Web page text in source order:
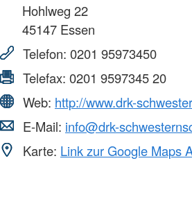
Hohlweg 22
45147 Essen
Telefon: 0201 95973450
Telefax: 0201 9597345 20
Web: http://www.drk-
E-Mail: info@drk-
Karte: Link zur Google Maps